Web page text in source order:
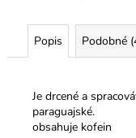
Popis Podobné
Je drcené a
paraguajské.
obsahuje kofein